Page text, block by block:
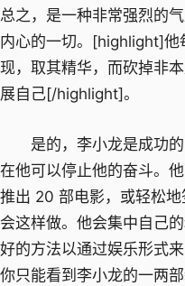
总之，是一种非常强烈的
内心的一切。[highlight]他
现，取其精华，而砍掉非
展自己[/highlight]。
是的，李小龙是成功的
在他可以停止他的奋斗。
推出 20 部电影，或轻松
会这样做。他会集中自己
好的方法以通过娱乐形式
你只能看到李小龙的一两